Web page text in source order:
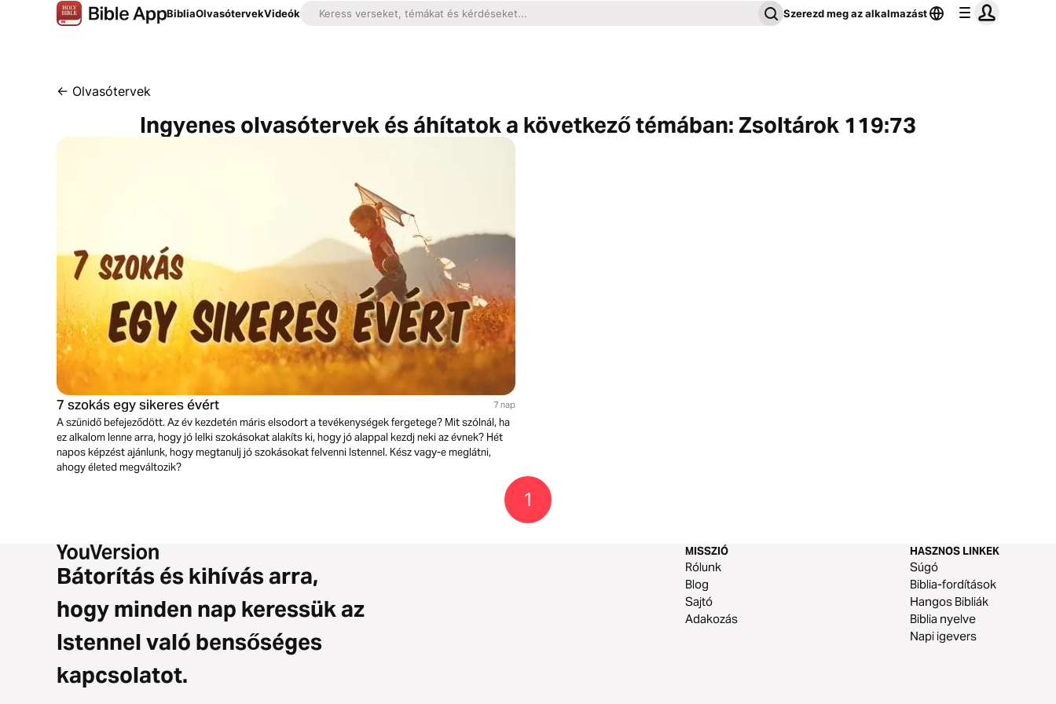
BibliaOlvasótervekVideók Szerezd meg az alkalmazást
← Olvasótervek
Ingyenes olvasótervek és áhítatok a következő témában: Zsoltárok 119:73
7 szokás egy sikeres évért 7 nap
A szünidő befejeződött. Az év kezdetén máris elsodort a tevékenységek fergetege? Mit szólnál, ha
ez alkalom lenne arra, hogy jó lelki szokásokat alakíts ki, hogy jó alappal kezdj neki az évnek? Hét
napos képzést ajánlunk, hogy megtanulj jó szokásokat felvenni Istennel. Kész vagy-e meglátni,
ahogy életed megváltozik?
1
Bátorítás és kihívás arra,
hogy minden nap keressük az
Istennel való bensőséges
kapcsolatot.
MISSZIÓ
Rólunk
Blog
Sajtó
Adakozás
HASZNOS LINKEK
Súgó
Biblia-fordítások
Hangos Bibliák
Biblia nyelve
Napi igevers